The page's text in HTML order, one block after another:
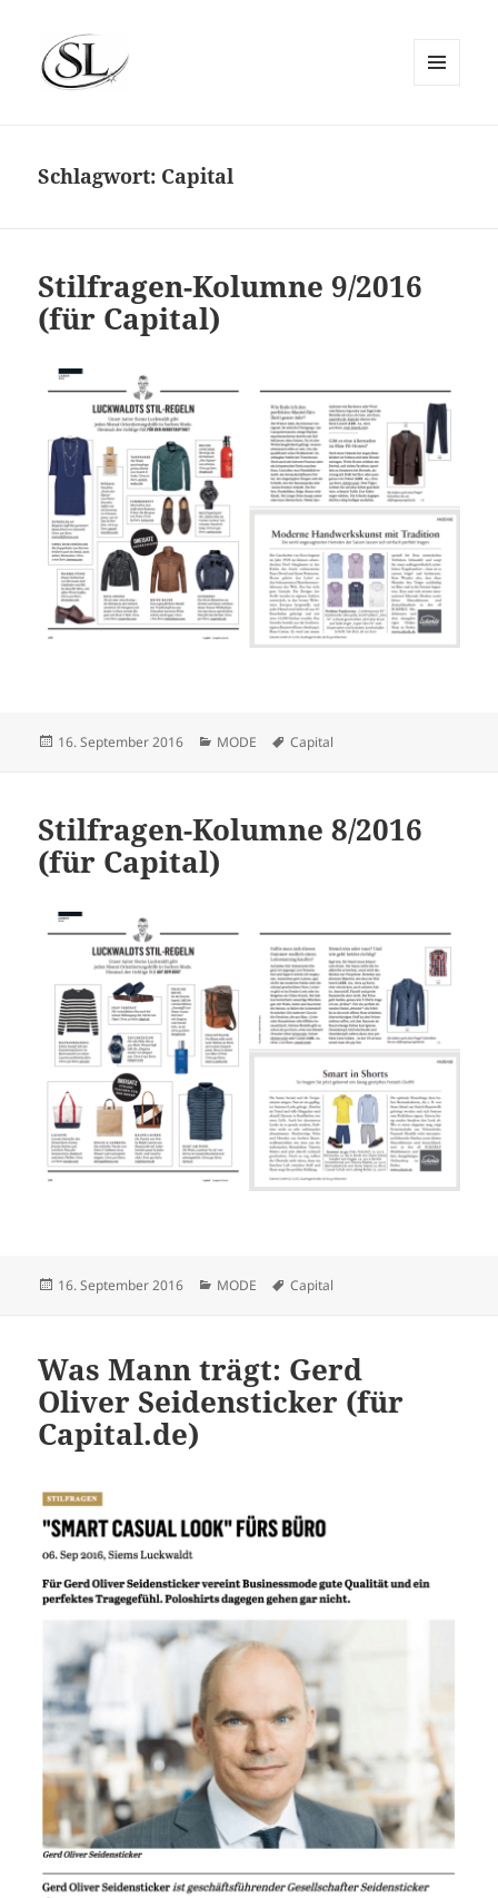
Schlagwort: Capital
Stilfragen-Kolumne 9/2016
(für Capital)
Veröffentlicht
16. September 2016 Kategorien
MODE Schlagwörter
Capital
Stilfragen-Kolumne 8/2016
(für Capital)
Veröffentlicht
16. September 2016 Kategorien
MODE Schlagwörter
Capital
Was Mann trägt: Gerd
Oliver Seidensticker (für
Capital.de)